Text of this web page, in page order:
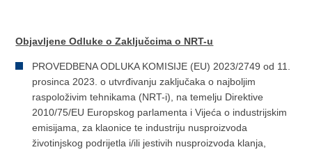
Objavljene Odluke o Zaključcima o NRT-u
PROVEDBENA ODLUKA KOMISIJE (EU) 2023/2749 оd 11.
prosinca 2023. o utvrđivanju zaključaka o najboljim
raspoloživim tehnikama (NRT-i), na temelju Direktive
2010/75/EU Europskog parlamenta i Vijeća o industrijskim
emisijama, za klaonice te industriju nusproizvoda
životinjskog podrijetla i/ili jestivih nusproizvoda klanja,